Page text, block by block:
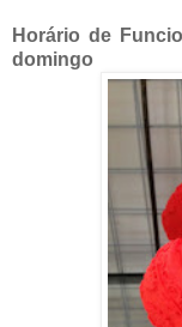
Horário de
domingo